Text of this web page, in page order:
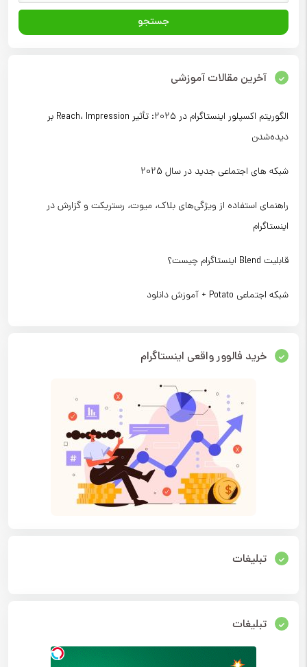
آخرین مقالات آموزشی
الگوریتم اکسپلور اینستاگرام در ۲۰۲۵: تأثیر Reach، Impression بر
دیده‌شدن
شبکه های اجتماعی جدید در سال 2025
راهنمای استفاده از ویژگی‌های بلاک، میوت، رستریکت و گزارش در
اینستاگرام
قابلیت Blend اینستاگرام چیست؟
شبکه اجتماعی Potato + آموزش دانلود
خرید فالوور واقعی اینستاگرام
تبلیغات
تبلیغات